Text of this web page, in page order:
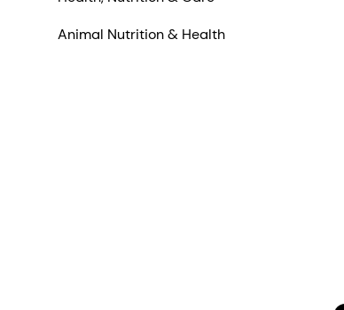
Animal Nutrition & Health